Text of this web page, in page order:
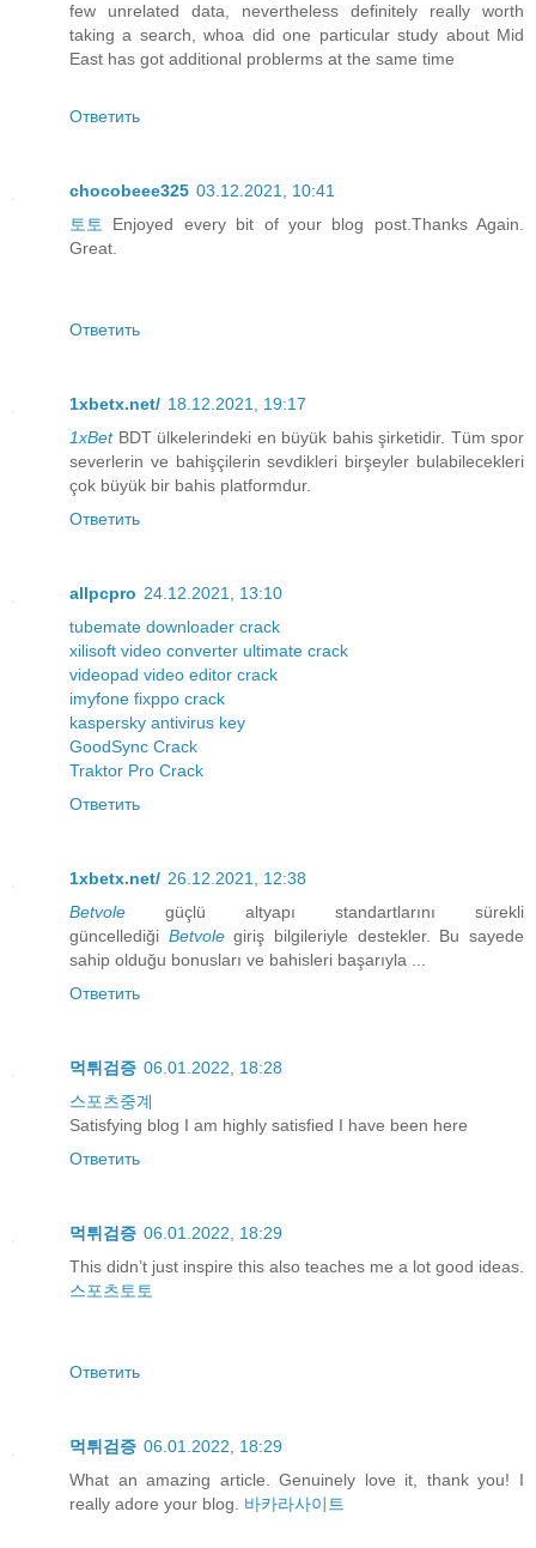
few unrelated data, nevertheless definitely really worth
taking a search, whoa did one particular study about Mid
East has got additional problerms at the same time
Ответить
chocobeee325 03.12.2021, 10:41
토토 Enjoyed every bit of your blog post.Thanks Again.
Great.
Ответить
1xbetx.net/ 18.12.2021, 19:17
1xBetBDT ülkelerindeki en büyük bahis şirketidir. Tüm spor
severlerin ve bahişçilerin sevdikleri birşeyler bulabilecekleri
çok büyük bir bahis platformdur.
Ответить
allpcpro 24.12.2021, 13:10
tubemate downloader crack
xilisoft video converter ultimate crack
videopad video editor crack
imyfone fixppo crack
kaspersky antivirus key
GoodSync Crack
Traktor Pro Crack
Ответить
1xbetx.net/ 26.12.2021, 12:38
Betvole
güçlü altyapı standartlarını sürekli
güncellediği Betvolegiriş bilgileriyle destekler. Bu sayede
sahip olduğu bonusları ve bahisleri başarıyla ...
Ответить
먹튀검증 06.01.2022, 18:28
스포츠중계
Satisfying blog I am highly satisfied I have been here
Ответить
먹튀검증 06.01.2022, 18:29
This didn’t just inspire this also teaches me a lot good ideas.
스포츠토토
Ответить
먹튀검증 06.01.2022, 18:29
What an amazing article. Genuinely love it, thank you! I
really adore your blog. 바카라사이트